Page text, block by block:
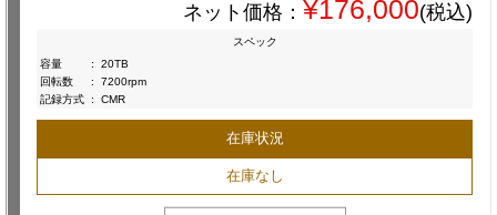
ネット価格： ¥176,000(税込)
スペック
容量
:
20TB
回転数
:
7200rpm
記録方式 : CMR
在庫状況
在庫なし